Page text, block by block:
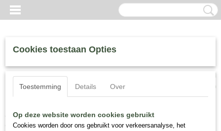
Inloggen Registreren
(0)
Home >Zijde Bloemen>Zijde Bloemstukken>Bloemstuk, Zijden
Ranonkel En Magnolia Nr 114
Cookies toestaan Opties
Toestemming Details Over
Op deze website worden cookies gebruikt
Cookies worden door ons gebruikt voor verkeersanalyse, het